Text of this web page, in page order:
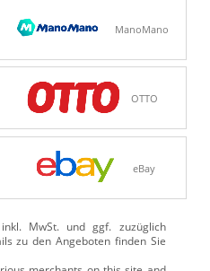
ManoMano
OTTO
eBay
MwSt. und ggf. zuzüglich
zu den Angeboten finden Sie